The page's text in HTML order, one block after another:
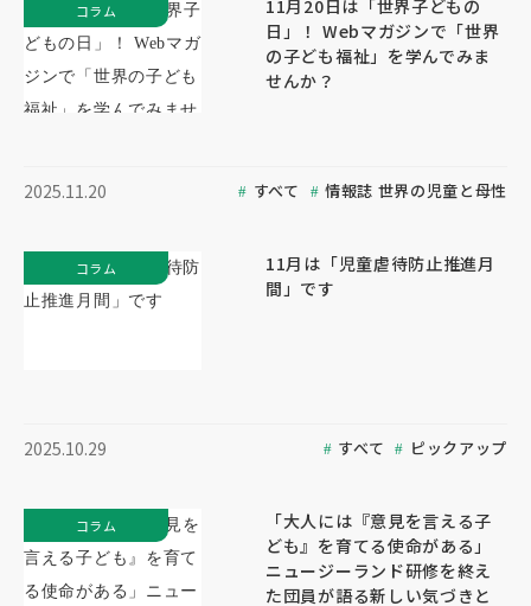
11月20日は「世界子どもの
日」！ Webマガジンで「世界
の子ども福祉」を学んでみま
せんか？
2025.11.20 すべて 情報誌 世界の児童と母性
コラム
11月は「児童虐待防止推進月
間」です
2025.10.29 すべて ピックアップ
コラム
「大人には『意見を言える子
ども』を育てる使命がある」
ニュージーランド研修を終え
た団員が語る新しい気づきと
コラム